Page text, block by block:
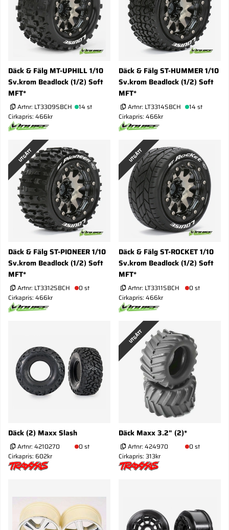
Däck & Fälg MT-UPHILL 1/10
Sv.krom Beadlock (1/2) Soft
MFT*
Artnr: LT3309SBCH
14 st
Cirkapris: 466kr
Däck & Fälg ST-HUMMER 1/10
Sv.krom Beadlock (1/2) Soft
MFT*
Artnr: LT3314SBCH
14 st
Cirkapris: 466kr
UTGÅTT
Däck & Fälg ST-PIONEER 1/10
Sv.krom Beadlock (1/2) Soft
MFT*
Artnr: LT3312SBCH
0 st
Cirkapris: 466kr
UTGÅTT
Däck & Fälg ST-ROCKET 1/10
Sv.krom Beadlock (1/2) Soft
MFT*
Artnr: LT3311SBCH
0 st
Cirkapris: 466kr
Däck (2) Maxx Slash
Artnr: 4210270
0 st
Cirkapris: 602kr
UTGÅTT
Däck Maxx 3.2" (2)*
Artnr: 424970
0 st
Cirkapris: 313kr